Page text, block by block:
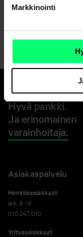
Markkinointi
Hyvä pankki.
Ja erinomainen
varainhoitaja.
Asiakaspalvelu
Henkilöasiakkaat
ark. 8-18
010 247 010
Yritysasiakkaat